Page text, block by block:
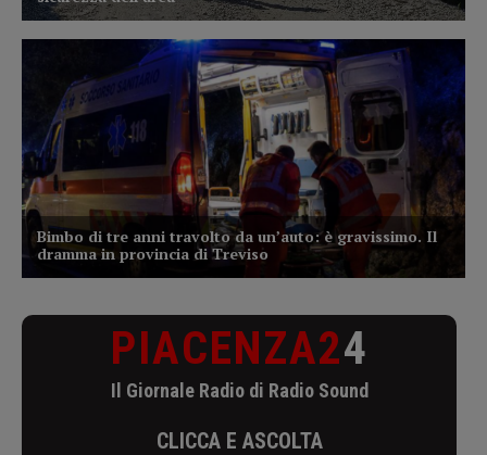
PIACENZA24
Il Giornale Radio di Radio Sound
CLICCA E ASCOLTA